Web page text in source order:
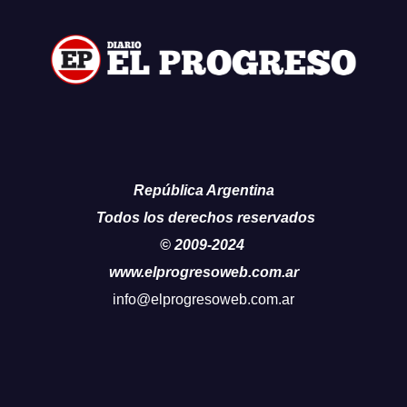
República Argentina
Todos los derechos reservados
© 2009-2024
www.elprogresoweb.com.ar
info@elprogresoweb.com.ar